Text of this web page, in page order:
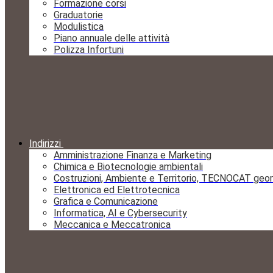
Formazione corsi
Graduatorie
Modulistica
Piano annuale delle attività
Polizza Infortuni
Indirizzi
Amministrazione Finanza e Marketing
Chimica e Biotecnologie ambientali
Costruzioni, Ambiente e Territorio, TECNOCAT
Elettronica ed Elettrotecnica
Grafica e Comunicazione
Informatica, AI e Cybersecurity
Meccanica e Meccatronica